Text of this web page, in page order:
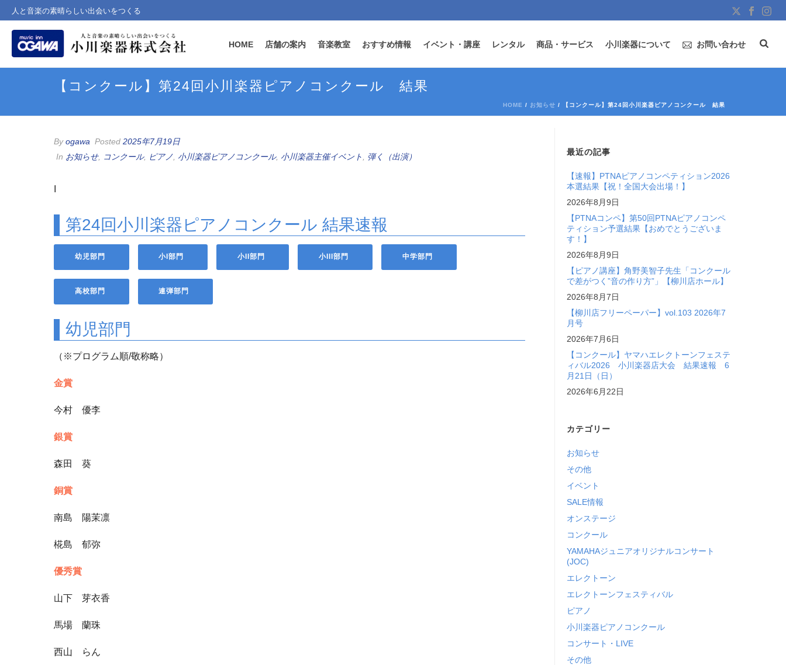
人と音楽の素晴らしい出会いをつくる
HOME 店舗の案内 音楽教室 おすすめ情報 イベント・講座 レンタル 商品・サービス 小川楽器について お問い合わせ
【コンクール】第24回小川楽器ピアノコンクール 結果
HOME / お知らせ / 【コンクール】第24回小川楽器ピアノコンクール 結果
Byogawa Posted 2025年7月19日
In お知らせ, コンクール, ピアノ 小川楽器ピアノコンクール, 小川楽器主催イベント 弾く（出演）
第24回小川楽器ピアノコンクール 結果速報
幼児部門 小I部門 小II部門 小III部門 中学部門
高校部門 連弾部門
幼児部門
（※プログラム順/敬称略）
金賞
今村 優李
銀賞
森田 葵
銅賞
南島 陽茉凛
椛島 郁弥
優秀賞
山下 芽衣香
馬場 蘭珠
西山 らん
最近の記事
【速報】PTNAピアノコンペティション2026
本選結果【祝！全国大会出場！】
2026年8月9日
【PTNAコンペ】第50回PTNAピアノコンペ
ティション予選結果【おめでとうございま
す！】
2026年8月9日
【ピアノ講座】角野美智子先生「コンクール
で差がつく”音の作り方”」【柳川店ホール】
2026年8月7日
【柳川店フリーペーパー】vol.103 2026年7
月号
2026年7月6日
【コンクール】ヤマハエレクトーンフェステ
ィバル2026 小川楽器店大会 結果速報 6
月21日（日）
2026年6月22日
カテゴリー
お知らせ
その他
イベント
SALE情報
オンステージ
コンクール
YAMAHAジュニアオリジナルコンサート
(JOC)
エレクトーン
エレクトーンフェスティバル
ピアノ
小川楽器ピアノコンクール
コンサート・LIVE
その他